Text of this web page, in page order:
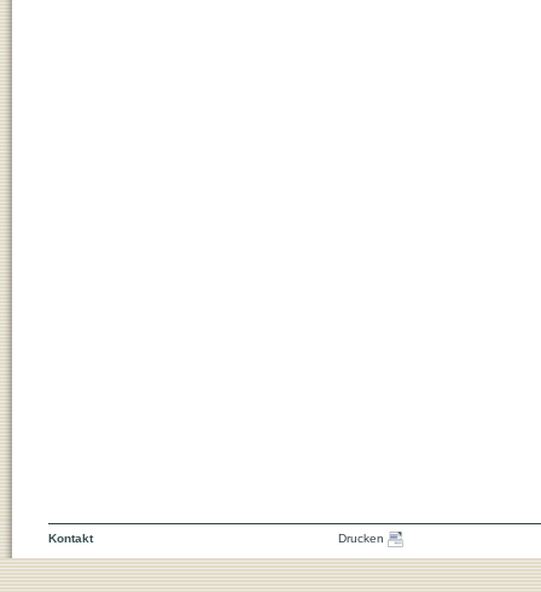
Kontakt Drucken